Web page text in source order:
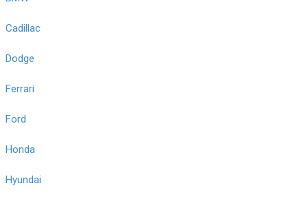
Cadillac
Dodge
Ferrari
Ford
Honda
Hyundai